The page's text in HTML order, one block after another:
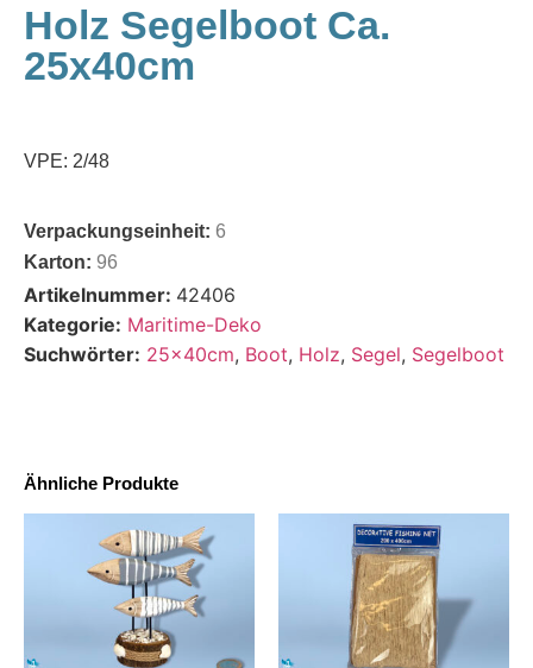
Holz Segelboot Ca.
25x40cm
VPE: 2/48
Verpackungseinheit: 6
Karton: 96
Artikelnummer: 42406
Kategorie: Maritime-Deko
Suchwörter: 25x40cm, Boot, Holz, Segel, Segelboot
Ähnliche Produkte